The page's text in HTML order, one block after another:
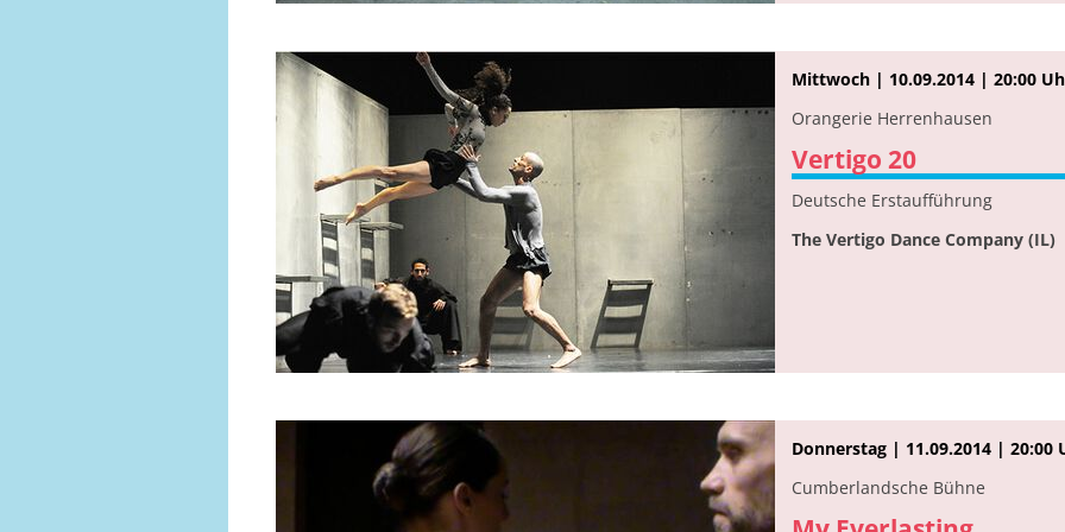
Mittwoch | 10.09.2014 | 20:00
Orangerie Herrenhausen
Vertigo 20
Deutsche Erstaufführung
The Vertigo Dance Company (IL)
Donnerstag | 11.09.2014 | 20:00
Cumberlandsche Bühne